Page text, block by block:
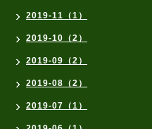
2019-11（1）
2019-10（2）
2019-09（2）
2019-08（2）
2019-07（1）